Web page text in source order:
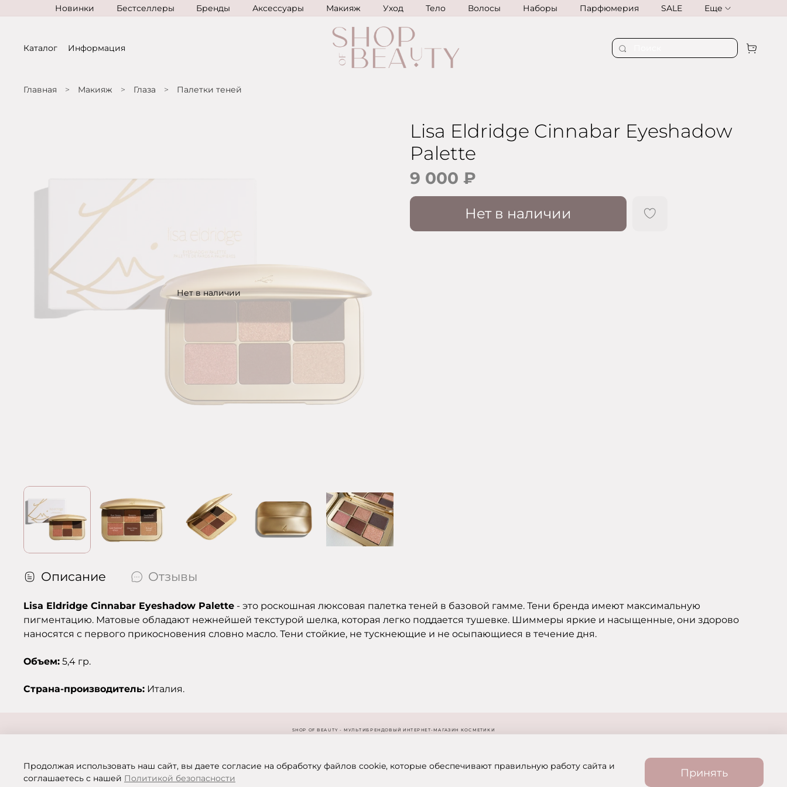
Новинки Бестселлеры Бренды Аксессуары Макияж Уход Тело Волосы Наборы Парфюмерия SALE Еще
Каталог Информация
Главная Макияж Глаза Палетки теней
Нет в наличии
Lisa Eldridge Cinnabar Eyeshadow
Palette
9 000 ₽
Нет в наличии
Описание Отзывы
Lisa Eldridge Cinnabar Eyeshadow Palette - это роскошная люксовая палетка теней в базовой гамме. Тени бренда имеют максимальную
пигментацию. Матовые обладают нежнейшей текстурой шелка, которая легко поддается тушевке. Шиммеры яркие и насыщенные, они здорово
наносятся с первого прикосновения словно масло. Тени стойкие, не тускнеющие и не осыпающиеся в течение дня.
Объем: 5,4 гр.
Страна-производитель: Италия.
SHOP OF BEAUTY - МУЛЬТИБРЕНДОВЫЙ ИНТЕРНЕТ-МАГАЗИН КОСМЕТИКИ
Продолжая использовать наш сайт, вы даете согласие на обработку файлов cookie, которые обеспечивают правильную работу сайта и
соглашаетесь с нашей Политикой безопасности Принять